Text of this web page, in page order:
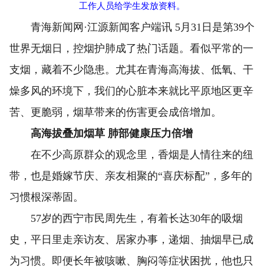
工作人员给学生发放资料。
青海新闻网·江源新闻客户端讯 5月31日是第39个
世界无烟日，控烟护肺成了热门话题。看似平常的一
支烟，藏着不少隐患。尤其在青海高海拔、低氧、干
燥多风的环境下，我们的心脏本来就比平原地区更辛
苦、更脆弱，烟草带来的伤害更会成倍增加。
高海拔叠加烟草 肺部健康压力倍增
在不少高原群众的观念里，香烟是人情往来的纽
带，也是婚嫁节庆、亲友相聚的“喜庆标配”，多年的
习惯根深蒂固。
57岁的西宁市民周先生，有着长达30年的吸烟
史，平日里走亲访友、居家办事，递烟、抽烟早已成
为习惯。即便长年被咳嗽、胸闷等症状困扰，他也只